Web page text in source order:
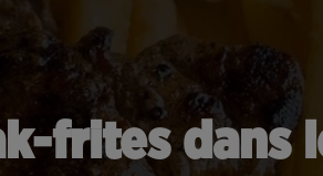
frites dans